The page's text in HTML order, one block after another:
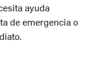
ayuda
de emergencia o